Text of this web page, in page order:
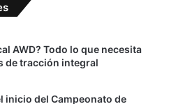
AWD? Todo lo que necesita
de tracción integral
inicio del Campeonato de